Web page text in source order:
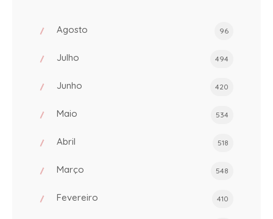
Agosto 96
Julho 494
Junho 420
Maio 534
Abril 518
Março 548
Fevereiro 410